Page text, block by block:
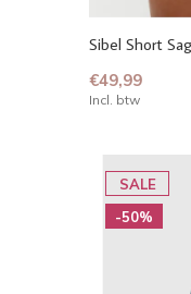
Sibel Short
€49,99
Incl. btw
SALE
-50%